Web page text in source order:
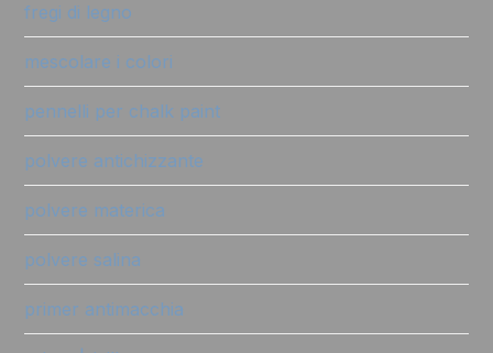
fregi di legno
mescolare i colori
pennelli per chalk paint
polvere antichizzante
polvere materica
polvere salina
primer antimacchia